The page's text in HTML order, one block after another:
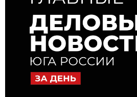
Персона
Инвестиции
Управление